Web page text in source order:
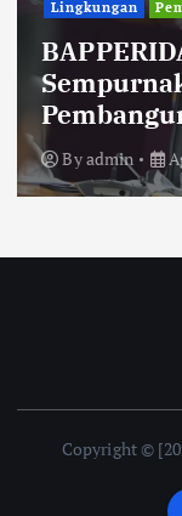
Yayasan
Sepihak
Byadmin
Copyright ©